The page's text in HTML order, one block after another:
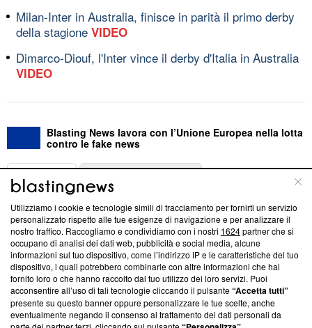
Milan-Inter in Australia, finisce in parità il primo derby
della stagione VIDEO
Dimarco-Diouf, l'Inter vince il derby d'Italia in Australia
VIDEO
Blasting News lavora con l’Unione Europea nella lotta
contro le fake news
ABOUT
Questa sezione offre informazioni trasparenti su Blasting
News, sui nostri processi editoriali e su come ci impegniamo a
creare news di qualità. Inoltre, afferma la nostra aderenza a
‘Trust Project - News with Integrity’Blasting News non è
ancora membro del programma, ma ha richiesto di farne
parte; Trust Project non ha ancora effettuato una verifica di
conformità agli standard.
Utilizziamo i cookie e tecnologie simili di tracciamento per fornirti un servizio
personalizzato rispetto alle tue esigenze di navigazione e per analizzare il
nostro traffico. Raccogliamo e condividiamo con i nostri 1624partner che si
occupano di analisi dei dati web, pubblicità e social media, alcune
informazioni sul tuo dispositivo, come l’indirizzo IP e le caratteristiche del tuo
dispositivo, i quali potrebbero combinarle con altre informazioni che hai
fornito loro o che hanno raccolto dal tuo utilizzo dei loro servizi. Puoi
acconsentire all’uso di tali tecnologie cliccando il pulsante“Accetta tutti”
presente su questo banner oppure personalizzare le tue scelte, anche
eventualmente negando il consenso al trattamento dei dati personali da